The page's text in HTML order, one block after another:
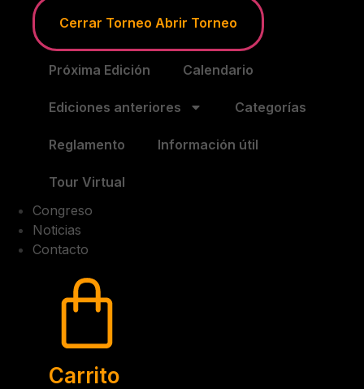
Cerrar Torneo Abrir Torneo
Próxima Edición Calendario
Ediciones anteriores Categorías
Reglamento Información útil
Tour Virtual
Congreso
Noticias
Contacto
Carrito